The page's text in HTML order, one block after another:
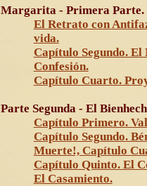
Margarita - Primera Parte.
El Retrato con
vida.
Capítulo Segundo.
Confesión.
Capítulo Cuarto.
Parte Segunda - El
Capítulo Primero.
Capítulo Segundo.
Muerte!, Capítulo
Capítulo Quinto. El
El Casamiento.